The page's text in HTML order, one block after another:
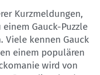
Kurzmeldungen,
Gauck-Puzzle
Viele kennen Gauck
einem populären
wird von